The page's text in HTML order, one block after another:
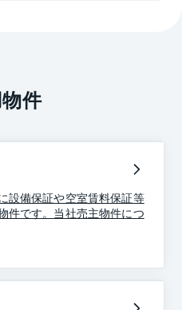
件
設備保証や空室賃料保証等
件です。当社売主物件につ